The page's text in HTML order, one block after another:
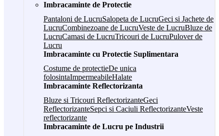
Imbracaminte de Protectie
Pantaloni de LucruSalopeta de LucruGeci si Jachete de
LucruCombinezoane de LucruVeste de LucruBluze de
LucruCamasi de LucruTricouri de LucruPulover de
Lucru
Imbracaminte cu Protectie Suplimentara
Costume de protectieDe unica
folosintaImpermeabileHalate
Imbracaminte Reflectorizanta
Bluze si Tricouri ReflectorizanteGeci
ReflectorizanteSepci si Caciuli ReflectorizanteVeste
reflectorizante
Imbracaminte de Lucru pe Industrii